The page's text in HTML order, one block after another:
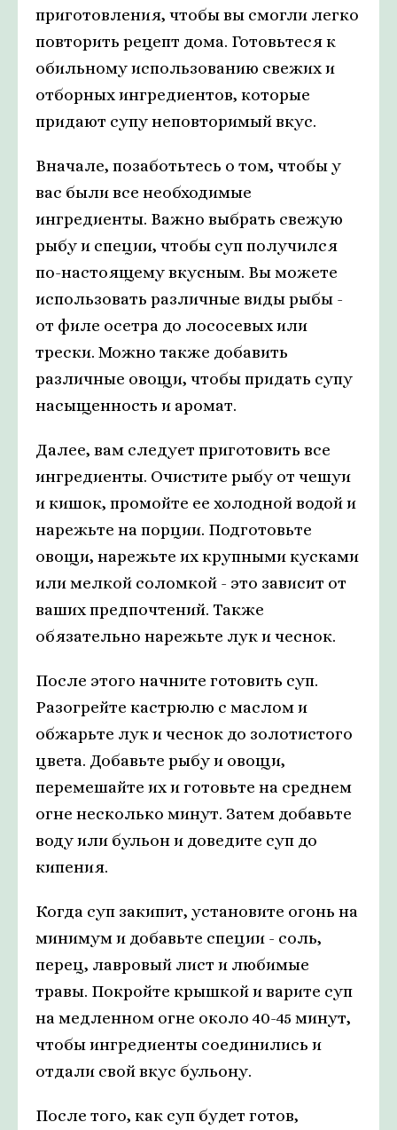
приготовления, чтобы вы смогли легко
повторить рецепт дома. Готовьтеся к
обильному использованию свежих и
отборных ингредиентов, которые
придают супу неповторимый вкус.
Вначале, позаботьтесь о том, чтобы у
вас были все необходимые
ингредиенты. Важно выбрать свежую
рыбу и специи, чтобы суп получился
по-настоящему вкусным. Вы можете
использовать различные виды рыбы -
от филе осетра до лососевых или
трески. Можно также добавить
различные овощи, чтобы придать супу
насыщенность и аромат.
Далее, вам следует приготовить все
ингредиенты. Очистите рыбу от чешуи
и кишок, промойте ее холодной водой и
нарежьте на порции. Подготовьте
овощи, нарежьте их крупными кусками
или мелкой соломкой - это зависит от
ваших предпочтений. Также
обязательно нарежьте лук и чеснок.
После этого начните готовить суп.
Разогрейте кастрюлю с маслом и
обжарьте лук и чеснок до золотистого
цвета. Добавьте рыбу и овощи,
перемешайте их и готовьте на среднем
огне несколько минут. Затем добавьте
воду или бульон и доведите суп до
кипения.
Когда суп закипит, установите огонь на
минимум и добавьте специи - соль,
перец, лавровый лист и любимые
травы. Покройте крышкой и варите суп
на медленном огне около 40-45 минут,
чтобы ингредиенты соединились и
отдали свой вкус бульону.
После того, как суп будет готов,